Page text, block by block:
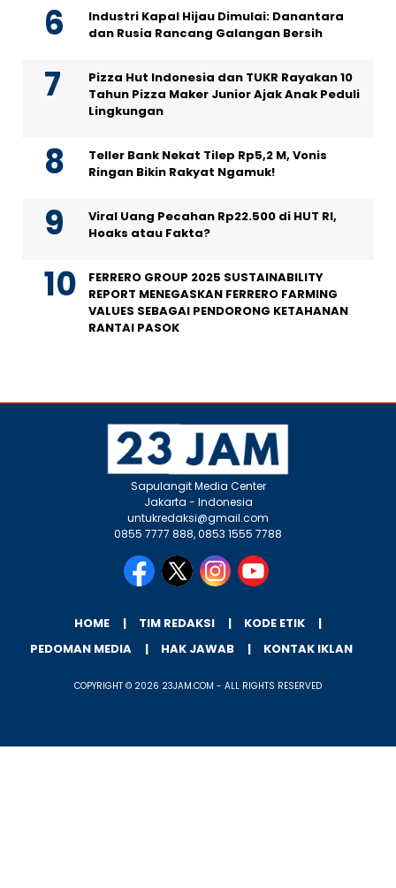
Industri Kapal Hijau Dimulai: Danantara
dan Rusia Rancang Galangan Bersih
Pizza Hut Indonesia dan TUKR Rayakan 10
Tahun Pizza Maker Junior Ajak Anak Peduli
Lingkungan
Teller Bank Nekat Tilep Rp5,2 M, Vonis
Ringan Bikin Rakyat Ngamuk!
Viral Uang Pecahan Rp22.500 di HUT RI,
Hoaks atau Fakta?
FERRERO GROUP 2025 SUSTAINABILITY
REPORT MENEGASKAN FERRERO FARMING
VALUES SEBAGAI PENDORONG KETAHANAN
RANTAI PASOK
Sapulangit Media Center
Jakarta - Indonesia
untukredaksi@gmail.com
0855 7777 888, 0853 1555 7788
HOME TIM REDAKSI
KODE ETIK
PEDOMAN MEDIA
HAK JAWAB KONTAK IKLAN
COPYRIGHT © 2026 23JAM.COM - ALL RIGHTS RESERVED